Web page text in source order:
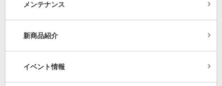
メンテナンス
新商品紹介
イベント情報